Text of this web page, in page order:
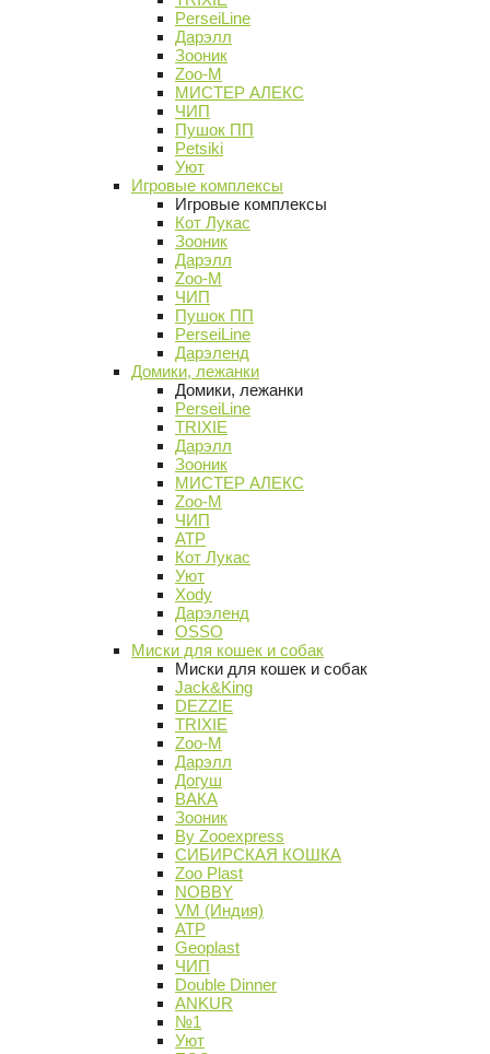
PerseiLine
Дарэлл
Зооник
Zoo-M
МИСТЕР АЛЕКС
ЧИП
Пушок ПП
Petsiki
Уют
Игровые комплексы
Игровые комплексы
Кот Лукас
Зооник
Дарэлл
Zoo-M
ЧИП
Пушок ПП
PerseiLine
Дарэленд
Домики, лежанки
Домики, лежанки
PerseiLine
TRIXIE
Дарэлл
Зооник
МИСТЕР АЛЕКС
Zoo-M
ЧИП
АТР
Кот Лукас
Уют
Xody
Дарэленд
OSSO
Миски для кошек и собак
Миски для кошек и собак
Jack&King
DEZZIE
TRIXIE
Zoo-M
Дарэлл
Догуш
ВАКА
Зооник
By Zooexpress
СИБИРСКАЯ КОШКА
Zoo Plast
NOBBY
VM (Индия)
АТР
Geoplast
ЧИП
Double Dinner
ANKUR
№1
Уют